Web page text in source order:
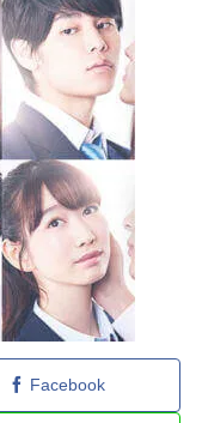
Facebook